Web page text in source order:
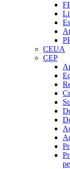
CEUA
CEP